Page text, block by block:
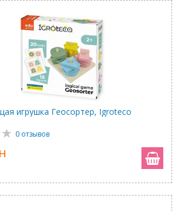
игрушка Геосортер, Igroteco
0 отзывов